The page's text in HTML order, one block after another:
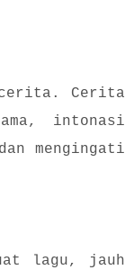
Cerita
intonasi
mengingati
lagu, jauh